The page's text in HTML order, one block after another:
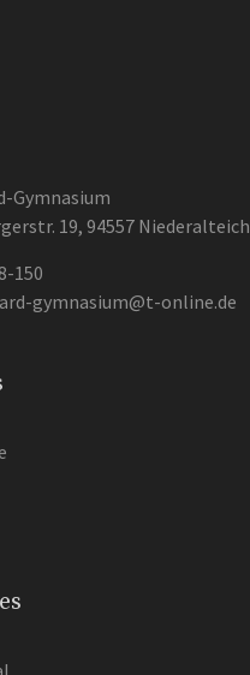
Gymnasium
19, 94557 Niederalteich
150
gymnasium@t-online.de